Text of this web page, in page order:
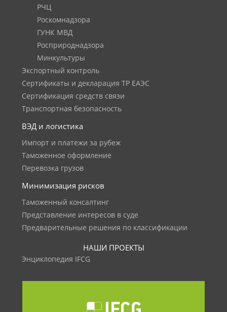
РЧЦ
Роскомнадзора
ГУНК МВД
Росприроднадзора
Минкультуры
Экспортный контроль
Сертификаты и декларация ТР ЕАЭС
Сертификация средств связи
Транспортная безопасность
ВЭД и логистика
Импорт и платежи за рубеж
Таможенное оформление
Перевозка грузов
Минимизация рисков
Таможенный консалтинг
Представление интересов в суде
Предварительные решения по классификации
НАШИ ПРОЕКТЫ
Энциклопедия IFCG